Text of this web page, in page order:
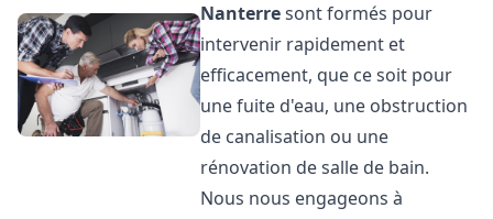
Nanterresont formés pour
intervenir rapidement et
efficacement, que ce soit pour
une fuite d'eau, une obstruction
de canalisation ou une
rénovation de salle de bain.
Nous nous engageons à